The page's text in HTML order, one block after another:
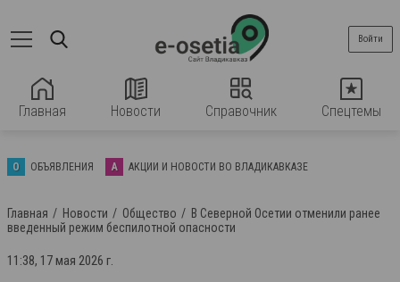
Главная Новости Справочник Спецтемы
Войти
О ОБЪЯВЛЕНИЯ А АКЦИИ И НОВОСТИ ВО ВЛАДИКАВКАЗЕ
Главная Новости Общество
В Северной Осетии отменили ранее
введенный режим беспилотной опасности
11:38, 17 мая 2026 г.